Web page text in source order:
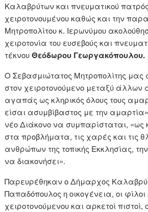
Καλαβρύτων και πνευματικού
χειροτονουμένου καθώς και την
Μητροπολίτου κ. Ιερωνύμου
χειροτονία του ευσεβούς και
τέκνουΘεόδωρου Γεωργακόπουλου.
Ο Σεβασμιώτατος Μητροπολίτης μας
στον χειροτονούμενο μεταξύ
αγαπάς ως κληρικός όλους τους
είσαι ασυμβίβαστος με την
νέο Διάκονο να συμπαρίσταται, «ως
στα προβλήματα, τις χαρές και τις
ανθρώπων της τοπικής Εκκλησίας,
να διακονήσει».
Παρευρέθηκαν ο Δήμαρχος
Παπαδόπουλος η οικογένεια, οι
χειροτονούμενου και αρκετοί πιστοί,